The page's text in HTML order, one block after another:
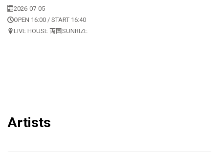
2026-07-05
OPEN 16:00 / START 16:40
LIVE HOUSE 両国SUNRIZE
Artists